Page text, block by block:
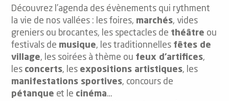
Découvrez l’agenda des évènements qui rythment
la vie de nos vallées : les foires, marchés, vides
greniers ou brocantes, les spectacles de théâtre ou
festivals de musique, les traditionnelles fêtes de
village, les soirées à thème ou feux d’artifices,
les concerts, les expositions artistiques, les
manifestations sportives, concours de
pétanque et le cinéma…